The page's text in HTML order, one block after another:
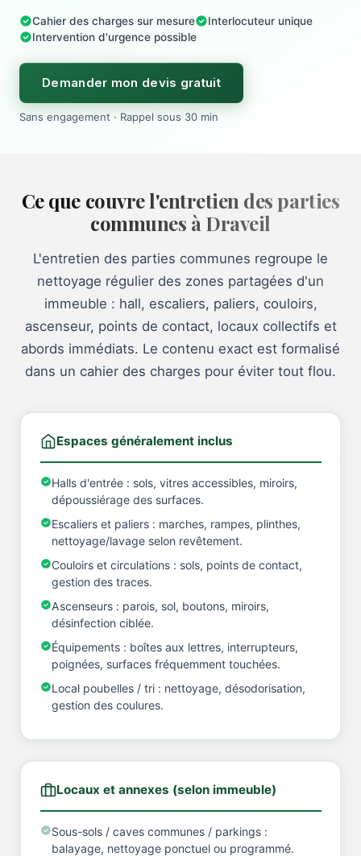
Cahier des charges sur mesure
Interlocuteur unique
Intervention d'urgence possible
Demander mon devis gratuit
Sans engagement · Rappel sous 30 min
Ce que couvre l'entretien des parties
communes à Draveil
L'entretien des parties communes regroupe le
nettoyage régulier des zones partagées d'un
immeuble : hall, escaliers, paliers, couloirs,
ascenseur, points de contact, locaux collectifs et
abords immédiats. Le contenu exact est formalisé
dans un cahier des charges pour éviter tout flou.
Espaces généralement inclus
Halls d'entrée : sols, vitres accessibles, miroirs,
dépoussiérage des surfaces.
Escaliers et paliers : marches, rampes, plinthes,
nettoyage/lavage selon revêtement.
Couloirs et circulations : sols, points de contact,
gestion des traces.
Ascenseurs : parois, sol, boutons, miroirs,
désinfection ciblée.
Équipements : boîtes aux lettres, interrupteurs,
poignées, surfaces fréquemment touchées.
Local poubelles / tri : nettoyage, désodorisation,
gestion des coulures.
Locaux et annexes (selon immeuble)
Sous-sols / caves communes / parkings :
balayage, nettoyage ponctuel ou programmé.